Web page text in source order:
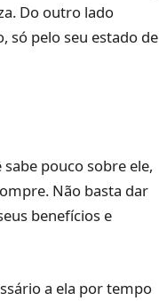
Do outro lado
só pelo seu estado de
pouco sobre ele,
Não basta dar
benefícios e
a ela por tempo